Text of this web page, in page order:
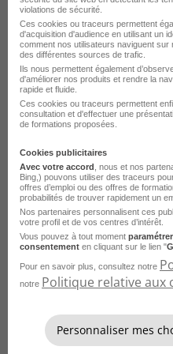
Apprenti
Formation en
H/F
Strasbourg - 67
Académie du
Publié le 24 juillet 2026
Je postule
violations de sécurité.
Ces cookies ou traceurs permettent
d'acquisition d'audience en utilisant un
comment nos utilisateurs naviguent
des différentes sources de trafic.
Ils nous permettent également
d'améliorer nos produits et rendre la
rapide et fluide.
Ces cookies ou traceurs permettent
consultation et d'effectuer une
de formations proposées.
Cookies publicitaires
Avec votre accord , nous et nos
Bing,) pouvons utiliser des traceurs
offres d’emploi ou des offres de
probabilités de trouver rapidement un
Nos partenaires personnalisent ces
votre profil et de vos centres d’intérêt.
Vous pouvez à tout moment
consentement en cliquant sur le lien "
Pour en savoir plus, consultez notre
notre Politique relative aux
Personnaliser mes